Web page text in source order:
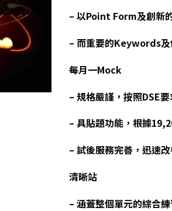
– 以Point Form及創新
– 而重要的Keywords及
每月一Mock
– 規格嚴謹，按照DSE
– 具貼題功能，根據
– 試後服務完善，迅速
清晰站
– 涵蓋整個單元的綜合